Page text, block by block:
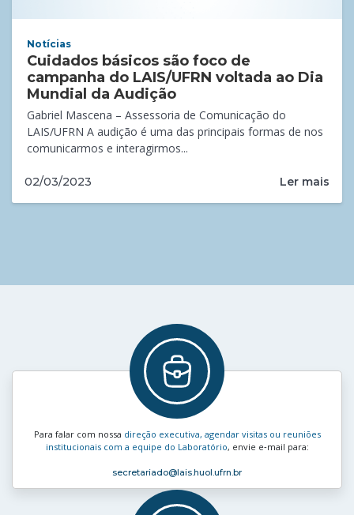
Notícias
Cuidados básicos são foco de
campanha do LAIS/UFRN voltada ao Dia
Mundial da Audição
Gabriel Mascena – Assessoria de Comunicação do
LAIS/UFRN A audição é uma das principais formas de nos
comunicarmos e interagirmos...
02/03/2023 Ler mais
Para falar com nossa direção executiva, agendar visitas ou reuniões
institucionais com a equipe do Laboratório, envie e‑mail para:
secretariado@lais.huol.ufrn.br